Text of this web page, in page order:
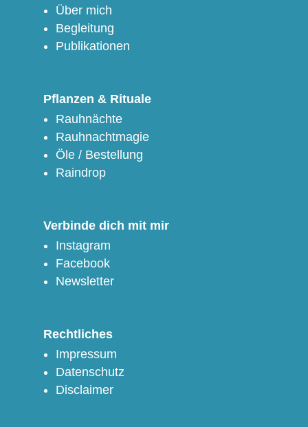
Über mich
Begleitung
Publikationen
Pflanzen & Rituale
Rauhnächte
Rauhnachtmagie
Öle / Bestellung
Raindrop
Verbinde dich mit mir
Instagram
Facebook
Newsletter
Rechtliches
Impressum
Datenschutz
Disclaimer